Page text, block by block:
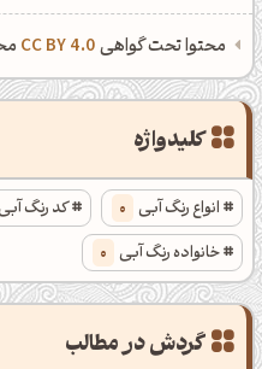
محتوا تحت گواهیCC BY 4.0
کلیدواژه
انواع رنگ آبی 0 کد رنگ
خانواده رنگ آبی 0
گردش در مطالب